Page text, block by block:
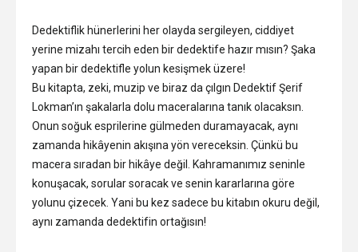
Dedektiflik hünerlerini her olayda sergileyen, ciddiyet
yerine mizahı tercih eden bir dedektife hazır mısın? Şaka
yapan bir dedektifle yolun kesişmek üzere!
Bu kitapta, zeki, muzip ve biraz da çılgın Dedektif Şerif
Lokman’ın şakalarla dolu maceralarına tanık olacaksın.
Onun soğuk esprilerine gülmeden duramayacak, aynı
zamanda hikâyenin akışına yön vereceksin. Çünkü bu
macera sıradan bir hikâye değil. Kahramanımız seninle
konuşacak, sorular soracak ve senin kararlarına göre
yolunu çizecek. Yani bu kez sadece bu kitabın okuru değil,
aynı zamanda dedektifin ortağısın!